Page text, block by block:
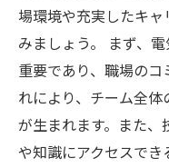
場環境や充実したキ
みましょう。 まず、
重要であり、職場の
れにより、チーム全
が生まれます。また、
や知識にアクセスで